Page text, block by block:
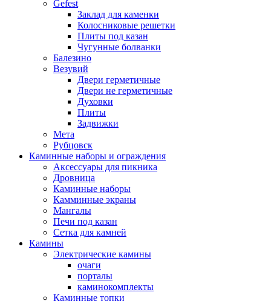
Gefest
Заклад для каменки
Колосниковые решетки
Плиты под казан
Чугунные болванки
Балезино
Везувий
Двери герметичные
Двери не герметичные
Духовки
Плиты
Задвижки
Мета
Рубцовск
Каминные наборы и ограждения
Аксессуары для пикника
Дровница
Каминные наборы
Камминные экраны
Мангалы
Печи под казан
Сетка для камней
Камины
Электрические камины
очаги
порталы
каминокомплекты
Каминные топки